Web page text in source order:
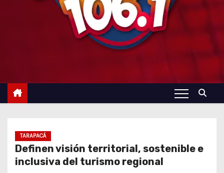
TARAPACÁ
Definen visión territorial, sostenible e
inclusiva del turismo regional